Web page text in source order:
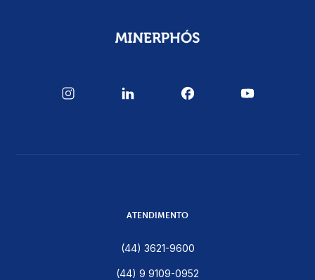
ATENDIMENTO
(44) 3621-9600
(44) 9 9109-0952